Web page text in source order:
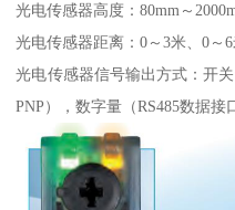
光电传感器高度：80mm～
光电传感器距离：0～3米、0～6
光电传感器信号输出方式：开
PNP），数字量（RS485数据接